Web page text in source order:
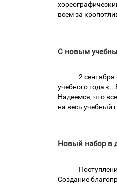
всем за
С новым
2
учебного года
Надеемся, что
на весь учебный
Новый набор в
Создание